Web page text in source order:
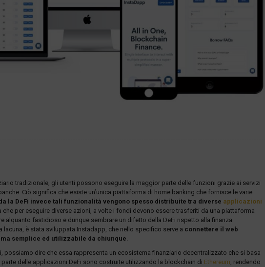
tradizionale, gli utenti possono eseguire la maggior parte delle funzioni grazie ai servizi
Ciò significa che esiste un’unica piattaforma di home banking che fornisce le varie
la DeFi invece tali funzionalità vengono spesso distribuite tra diverse applicazioni
che per eseguire diverse azioni, a volte i fondi devono essere trasferiti da una piattaforma
alquanto fastidioso e dunque sembrare un difetto della DeFi rispetto alla finanza
è stata sviluppata Instadapp, che nello specifico serve a connettere il web
semplice ed utilizzabile da chiunque.
possiamo dire che essa rappresenta un ecosistema finanziario decentralizzato che si basa
delle applicazioni DeFi sono costruite utilizzando la blockchain di Ethereum, rendendo